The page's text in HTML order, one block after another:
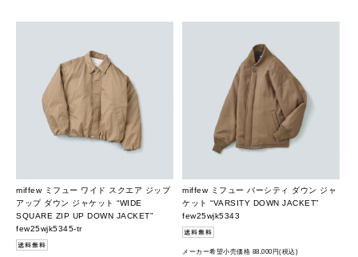
miffew ミフュー ワイド スクエア ジップ
アップ ダウン ジャケット “WIDE
SQUARE ZIP UP DOWN JACKET”
few25wjk5345-tr
miffew ミフュー バーシティ ダウン ジャ
ケット “VARSITY DOWN JACKET”
few25wjk5343
メーカー希望小売価格 88,000円(税込)